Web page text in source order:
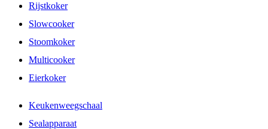
Rijstkoker
Slowcooker
Stoomkoker
Multicooker
Eierkoker
Keukenweegschaal
Sealapparaat